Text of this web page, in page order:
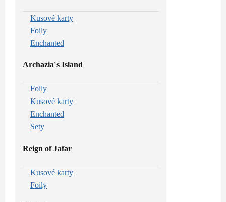
Kusové karty
Foily
Enchanted
Archazia´s Island
Foily
Kusové karty
Enchanted
Sety
Reign of Jafar
Kusové karty
Foily